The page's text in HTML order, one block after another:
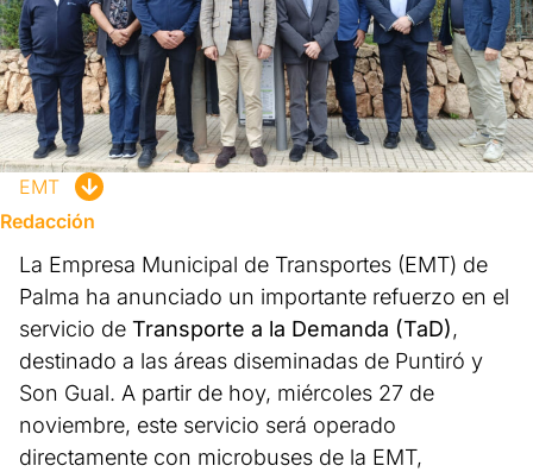
EMT
Redacción
La Empresa Municipal de Transportes (EMT) de
Palma ha anunciado un importante refuerzo en el
servicio de Transporte a la Demanda (TaD),
destinado a las áreas diseminadas de Puntiró y
Son Gual. A partir de hoy, miércoles 27 de
noviembre, este servicio será operado
directamente con microbuses de la EMT,